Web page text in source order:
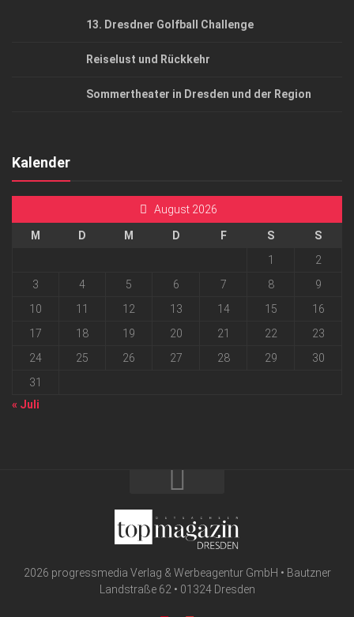
13. Dresdner Golfball Challenge
Reiselust und Rückkehr
Sommertheater in Dresden und der Region
Kalender
August 2026
M D M D F S
S
1
2
3
4 5 6 7 8
9
10
11 12 13 14 15
16
17
18 19 20 21 22
23
24
25 26 27 28 29
30
31
« Juli
2026 progressmedia Verlag & Werbeagentur GmbH • Bautzner
Landstraße 62 • 01324 Dresden